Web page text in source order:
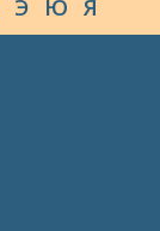
Э Ю Я